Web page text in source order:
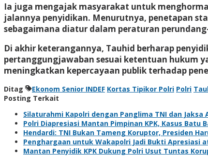
Ia juga mengajak masyarakat untuk
jalannya penyidikan. Menurutnya, penetapan
sebagaimana diatur dalam peraturan
Di akhir keterangannya, Tauhid berharap
pertanggungjawaban sesuai ketentuan hukum
meningkatkan kepercayaan publik terhadap
Ditag Ekonom Senior INDEF Kortas Tipikor Polri Polri
Posting Terkait
Silaturahmi Kapolri dengan Panglima TNI dan
Polri Diapresiasi Mantan Pimpinan KPK, Kasus Batu
Hendardi: TNI Bukan Tameng Koruptor, Presiden
Penghargaan untuk Wakapolri Jadi Bukti Apresiasi
Mantan Penyidik KPK Dukung Polri Usut Tuntas